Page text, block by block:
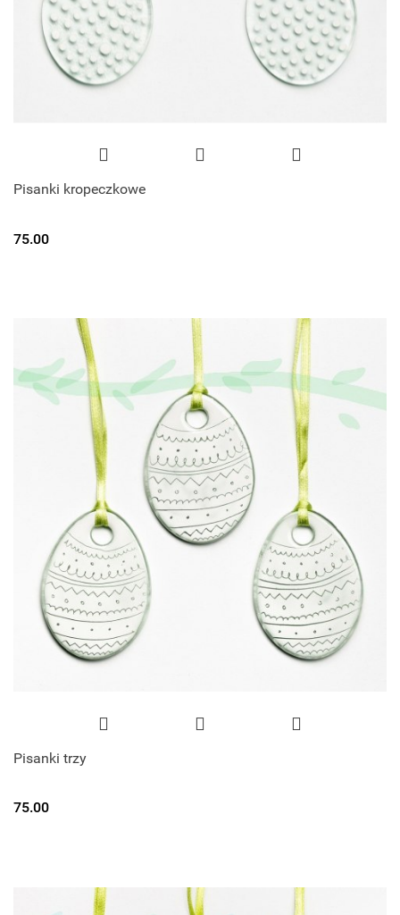
Pisanki kropeczkowe
75.00
Pisanki trzy
75.00